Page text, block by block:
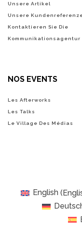
Unsere Artikel
Unsere
Kontaktieren Sie Die
Kommunikationsagentur
NOS EVENTS
Les Afterworks
Les Talks
Le Village Des Médias
English(